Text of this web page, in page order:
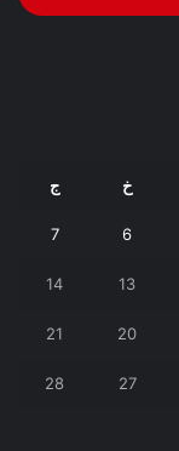
خ ج
6
7
13
14
20
21
27
28